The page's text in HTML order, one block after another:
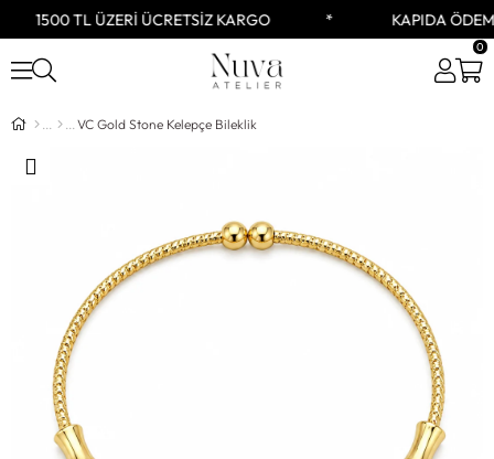
1500 TL ÜZERİ ÜCRETSİZ KARGO KAPIDA
0
VC Gold Stone Kelepçe Bileklik